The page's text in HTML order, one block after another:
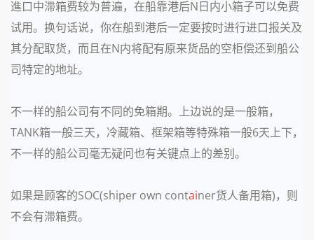
進口中滞箱费较为普遍，在船靠港后N日内小箱子可以免费
试用。换句话说，你在船到港后一定要按时进行进口报关及
其分配取货，而且在N内将配有原来货品的空柜偿还到船公
司特定的地址。
不一样的船公司有不同的免箱期。上边说的是一般箱，
TANK箱一般三天，冷藏箱、框架箱等特殊箱一般6天上下，
不一样的船公司毫无疑问也有关键点上的差别。
如果是顾客的SOC(shiper own container货人备用箱)，则
不会有滞箱费。